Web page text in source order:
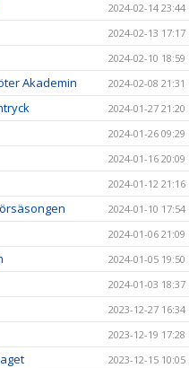
2024-02-14 23:44
2024-02-13 17:17
2024-02-10 18:59
Akademin 2024-02-08 21:31
2024-01-27 21:20
2024-01-26 09:29
2024-01-16 20:09
2024-01-12 21:16
2024-01-10 17:54
2024-01-06 21:09
2024-01-05 19:50
2024-01-03 18:37
2023-12-27 16:34
2023-12-19 17:28
2023-12-15 10:05